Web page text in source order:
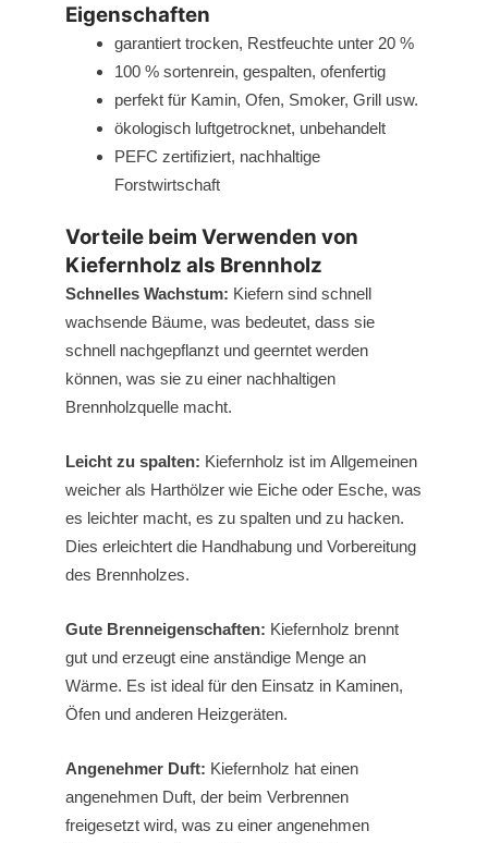
Eigenschaften
garantiert trocken, Restfeuchte unter 20 %
100 % sortenrein, gespalten, ofenfertig
perfekt für Kamin, Ofen, Smoker, Grill usw.
ökologisch luftgetrocknet, unbehandelt
PEFC zertifiziert, nachhaltige
Forstwirtschaft
Vorteile beim Verwenden von
Kiefernholz als Brennholz
Schnelles Wachstum: Kiefern sind schnell
wachsende Bäume, was bedeutet, dass sie
schnell nachgepflanzt und geerntet werden
können, was sie zu einer nachhaltigen
Brennholzquelle macht.
Leicht zu spalten: Kiefernholz ist im Allgemeinen
weicher als Harthölzer wie Eiche oder Esche, was
es leichter macht, es zu spalten und zu hacken.
Dies erleichtert die Handhabung und Vorbereitung
des Brennholzes.
Gute Brenneigenschaften: Kiefernholz brennt
gut und erzeugt eine anständige Menge an
Wärme. Es ist ideal für den Einsatz in Kaminen,
Öfen und anderen Heizgeräten.
Angenehmer Duft: Kiefernholz hat einen
angenehmen Duft, der beim Verbrennen
freigesetzt wird, was zu einer angenehmen